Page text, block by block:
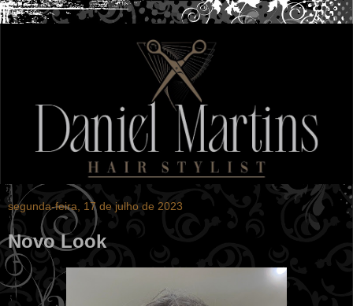
segunda-feira, 17 de julho de 2023
Novo Look